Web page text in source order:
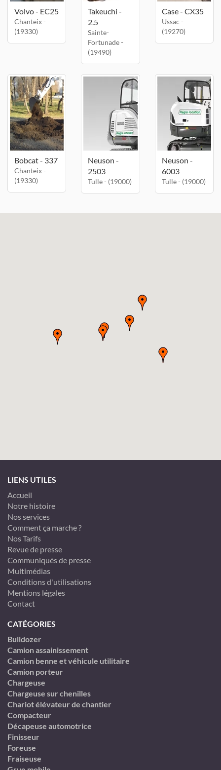
Volvo - EC25
Chanteix -
(19330)
Takeuchi -
2.5
Sainte-
Fortunade -
(19490)
Case - CX35
Ussac -
(19270)
Bobcat - 337
Chanteix -
(19330)
Neuson -
2503
Tulle - (19000)
Neuson -
6003
Tulle - (19000)
LIENS UTILES
Accueil
Notre histoire
Nos services
Comment ça marche ?
Nos Tarifs
Revue de presse
Communiqués de presse
Multimédias
Conditions d'utilisations
Mentions légales
Contact
CATÉGORIES
Bulldozer
Camion assainissement
Camion benne et véhicule utilitaire
Camion porteur
Chargeuse
Chargeuse sur chenilles
Chariot élévateur de chantier
Compacteur
Décapeuse automotrice
Finisseur
Foreuse
Fraiseuse